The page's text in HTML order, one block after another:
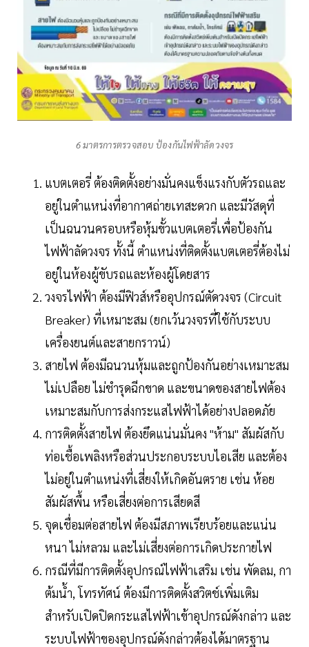
6 มาตรการตรวจสอบ ป้องกันไฟฟ้าลัดวงจร
แบตเตอรี่ ต้องติดตั้งอย่างมั่นคงแข็งแรงกับตัวรถและ
อยู่ในตำแหน่งที่อากาศถ่ายเทสะดวก และมีวัสดุที่
เป็นฉนวนครอบหรือหุ้มขั้วแบตเตอรี่เพื่อป้องกัน
ไฟฟ้าลัดวงจร ทั้งนี้ ตำแหน่งที่ติดตั้งแบตเตอรี่ต้องไม่
อยู่ในห้องผู้ขับรถและห้องผู้โดยสาร
วงจรไฟฟ้า ต้องมีฟิวส์หรืออุปกรณ์ตัดวงจร (Circuit
Breaker) ที่เหมาะสม (ยกเว้นวงจรที่ใช้กับระบบ
เครื่องยนต์และสายกราวน์)
สายไฟ ต้องมีฉนวนหุ้มและถูกป้องกันอย่างเหมาะสม
ไม่เปลือย ไม่ชำรุดฉีกขาด และขนาดของสายไฟต้อง
เหมาะสมกับการส่งกระแสไฟฟ้าได้อย่างปลอดภัย
การติดตั้งสายไฟ ต้องยึดแน่นมั่นคง "ห้าม" สัมผัสกับ
ท่อเชื้อเพลิงหรือส่วนประกอบระบบไอเสีย และต้อง
ไม่อยู่ในตำแหน่งที่เสี่ยงให้เกิดอันตราย เช่น ห้อย
สัมผัสพื้น หรือเสี่ยงต่อการเสียดสี
จุดเชื่อมต่อสายไฟ ต้องมีสภาพเรียบร้อยและแน่น
หนา ไม่หลวม และไม่เสี่ยงต่อการเกิดประกายไฟ
กรณีที่มีการติดตั้งอุปกรณ์ไฟฟ้าเสริม เช่น พัดลม, กา
ต้มน้ำ, โทรทัศน์ ต้องมีการติดตั้งสวิตช์เพิ่มเติม
สำหรับเปิดปิดกระแสไฟฟ้าเข้าอุปกรณ์ดังกล่าว และ
ระบบไฟฟ้าของอุปกรณ์ดังกล่าวต้องได้มาตรฐาน